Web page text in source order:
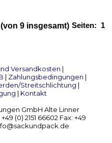
Seiten: 1
(von 9 insgesamt)
Versandkosten |
| Zahlungsbedingungen |
Streitschlichtung |
| Kontakt
GmbH Alte Linner
(0) 2151 66602 Fax: +49